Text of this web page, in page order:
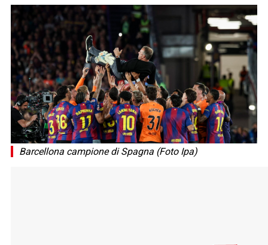
Barcellona campione di Spagna (Foto Ipa)